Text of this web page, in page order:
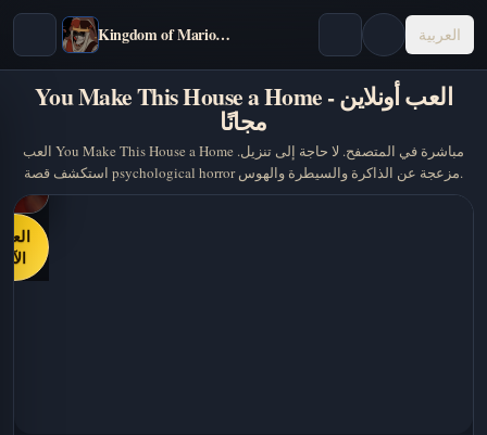
Kingdom of Marionettes العربية
You Make This House a Home - العب أونلاين
مجانًا
العب You Make This House a Home مباشرة في المتصفح. لا حاجة إلى تنزيل.
استكشف قصة psychological horror مزعجة عن الذاكرة والسيطرة والهوس.
الآن